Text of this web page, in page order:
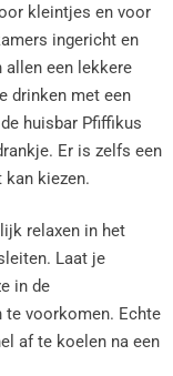
kleintjes en voor
ingericht en
allen een lekkere
drinken met een
huisbar Pfiffikus
Er is zelfs een
kiezen.
relaxen in het
Laat je
in de
te voorkomen. Echte
af te koelen na een